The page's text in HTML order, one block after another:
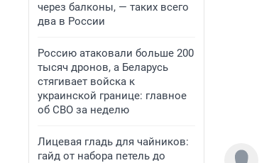
через балконы, — таких всего
два в России
Россию атаковали больше 200
тысяч дронов, а Беларусь
стягивает войска к
украинской границе: главное
об СВО за неделю
Лицевая гладь для чайников:
гайд от набора петель до